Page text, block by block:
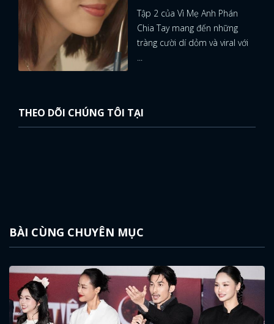
FACEBOOK GOOGLE
Tập 2 của Vì Mẹ Anh Phán
Chia Tay mang đến những
tràng cười dí dỏm và viral với
...
THEO DÕI CHÚNG TÔI TẠI
BÀI CÙNG CHUYÊN MỤC